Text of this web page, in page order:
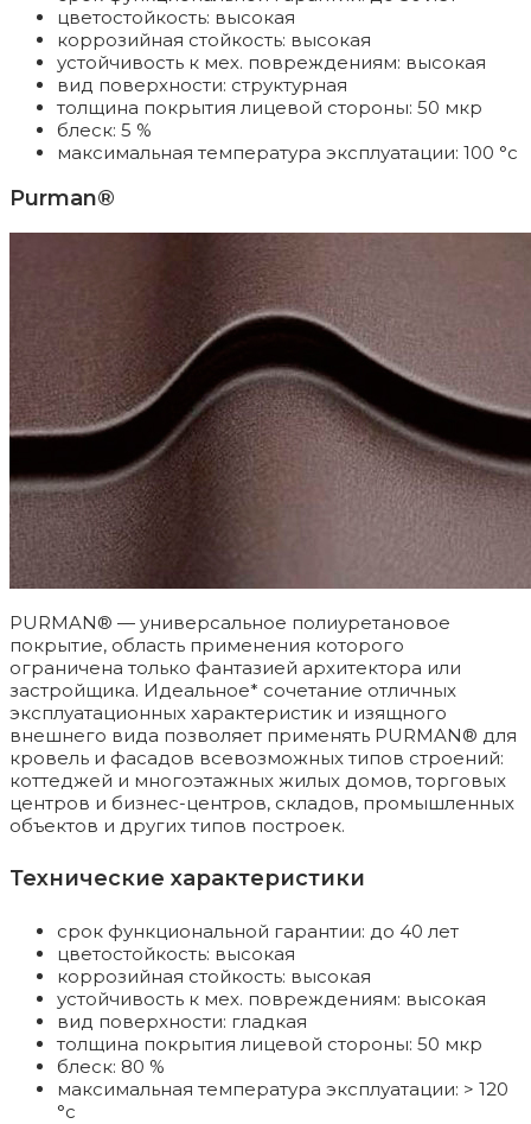
цветостойкость: высокая
коррозийная стойкость: высокая
устойчивость к мех. повреждениям: высокая
вид поверхности: структурная
толщина покрытия лицевой стороны: 50 мкр
блеск: 5 %
максимальная температура эксплуатации: 100 °c
Purman®
PURMAN® — универсальное полиуретановое
покрытие, область применения которого
ограничена только фантазией архитектора или
застройщика. Идеальное* сочетание отличных
эксплуатационных характеристик и изящного
внешнего вида позволяет применять PURMAN® для
кровель и фасадов всевозможных типов строений:
коттеджей и многоэтажных жилых домов, торговых
центров и бизнес-центров, складов, промышленных
объектов и других типов построек.
Технические характеристики
срок функциональной гарантии: до 40 лет
цветостойкость: высокая
коррозийная стойкость: высокая
устойчивость к мех. повреждениям: высокая
вид поверхности: гладкая
толщина покрытия лицевой стороны: 50 мкр
блеск: 80 %
максимальная температура эксплуатации: > 120
°c